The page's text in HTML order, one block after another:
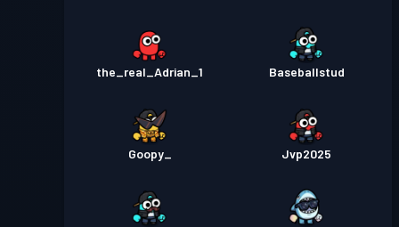
the_real_Adrian_1 Baseballstud
Goopy_ Jvp2025